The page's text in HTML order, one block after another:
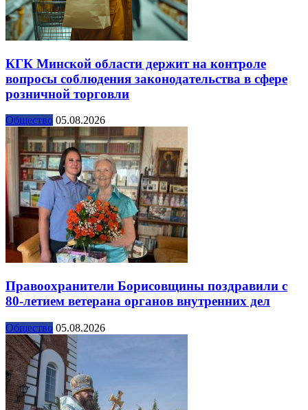
КГК Минской области держит на контроле
вопросы соблюдения законодательства в сфере
розничной торговли
Общество 05.08.2026
Правоохранители Борисовщины поздравили с
80-летием ветерана органов внутренних дел
Общество 05.08.2026